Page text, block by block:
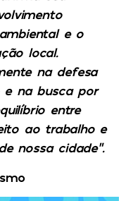
e o
local.
na defesa
e na busca por
entre
ao trabalho e
nossa cidade”.